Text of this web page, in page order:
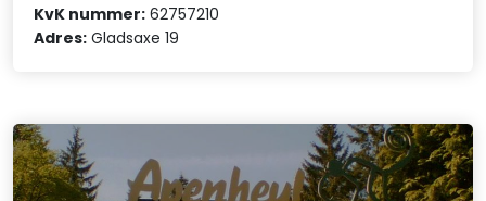
KvK nummer: 62757210
Adres: Gladsaxe 19